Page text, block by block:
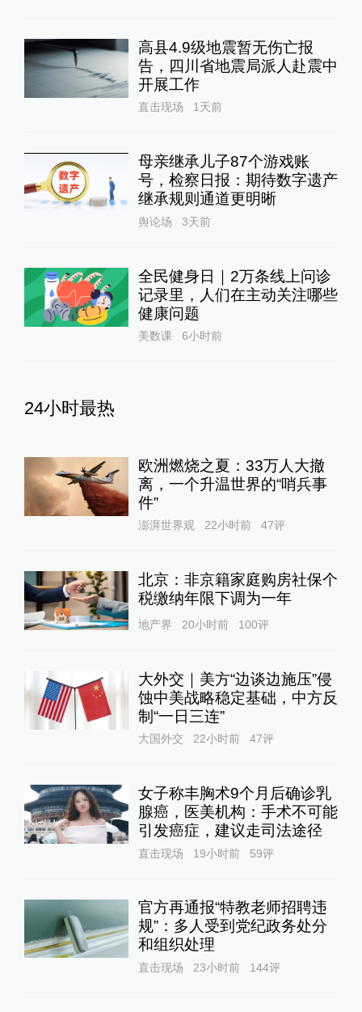
高县4.9级地震暂无伤亡报
告，四川省地震局派人赴震中
开展工作
直击现场 1天前
母亲继承儿子87个游戏账
号，检察日报：期待数字遗产
继承规则通道更明晰
舆论场 3天前
全民健身日｜2万条线上问诊
记录里，人们在主动关注哪些
健康问题
美数课 6小时前
24小时最热
欧洲燃烧之夏：33万人大撤
离，一个升温世界的“哨兵事
件”
澎湃世界观 22小时前 47评
北京：非京籍家庭购房社保个
税缴纳年限下调为一年
地产界 20小时前 100评
大外交｜美方“边谈边施压”侵
蚀中美战略稳定基础，中方反
制“一日三连”
大国外交 22小时前 47评
女子称丰胸术9个月后确诊乳
腺癌，医美机构：手术不可能
引发癌症，建议走司法途径
直击现场 19小时前 59评
官方再通报“特教老师招聘违
规”：多人受到党纪政务处分
和组织处理
直击现场 23小时前 144评